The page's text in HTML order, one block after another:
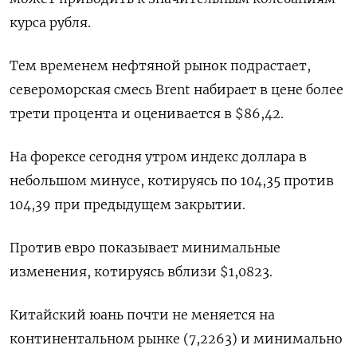
курса рубля.
Тем временем нефтяной рынок подрастает,
североморская смесь Brent набирает в цене более
трети процента и оценивается в $86,42.
На форексе сегодня утром индекс доллара в
небольшом минусе, котируясь по 104,35 против
104,39 при предыдущем закрытии.
Против евро показывает минимальные
изменения, котируясь вблизи $1,0823.
Китайский юань почти не меняется на
континентальном рынке (7,2263) и минимально